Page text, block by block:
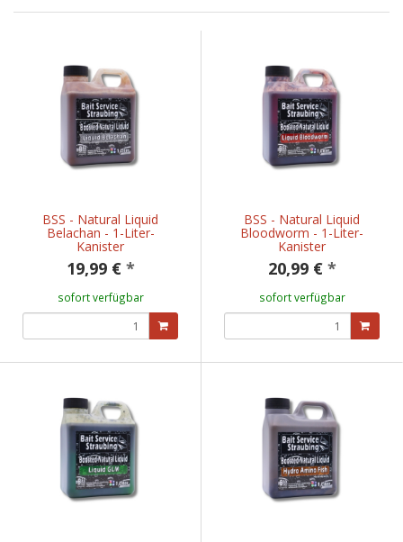
BSS - Natural Liquid
Belachan - 1-Liter-
Kanister
19,99 € *
sofort verfügbar
BSS - Natural Liquid
Bloodworm - 1-Liter-
Kanister
20,99 € *
sofort verfügbar